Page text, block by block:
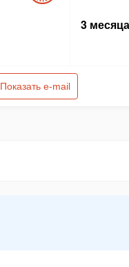
3 месяца
Показать e-mail